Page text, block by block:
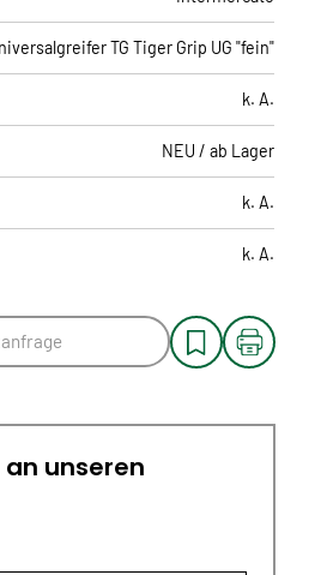
TG Tiger Grip UG "fein"
k. A.
NEU / ab Lager
k. A.
k. A.
unseren